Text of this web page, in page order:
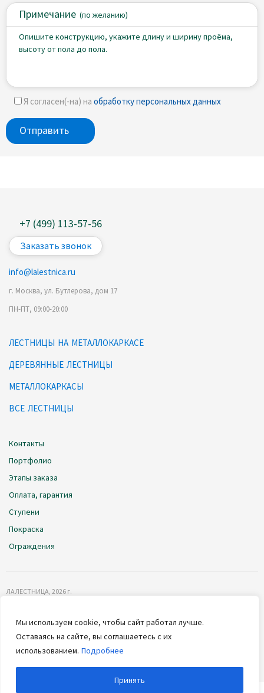
Мы используем cookie, чтобы сайт работал лучше.
Оставаясь на сайте, вы соглашаетесь с их
использованием. Подробнее
Принять
Примечание (по желанию)
Я согласен(-на) на обработку персональных данных
+7 (499) 113-57-56
Заказать звонок
info@lalestnica.ru
г. Москва, ул. Бутлерова, дом 17
ПН-ПТ, 09:00-20:00
ЛЕСТНИЦЫ НА МЕТАЛЛОКАРКАСЕ
ДЕРЕВЯННЫЕ ЛЕСТНИЦЫ
МЕТАЛЛОКАРКАСЫ
ВСЕ ЛЕСТНИЦЫ
Контакты
Портфолио
Этапы заказа
Оплата, гарантия
Ступени
Покраска
Ограждения
ЛАЛЕСТНИЦА, 2026 г.
Информация о ценах и условиях, размещённая на сайте, носит
информационный характер, и не может являться публичной офертой
(ст. 437 ГК РФ).